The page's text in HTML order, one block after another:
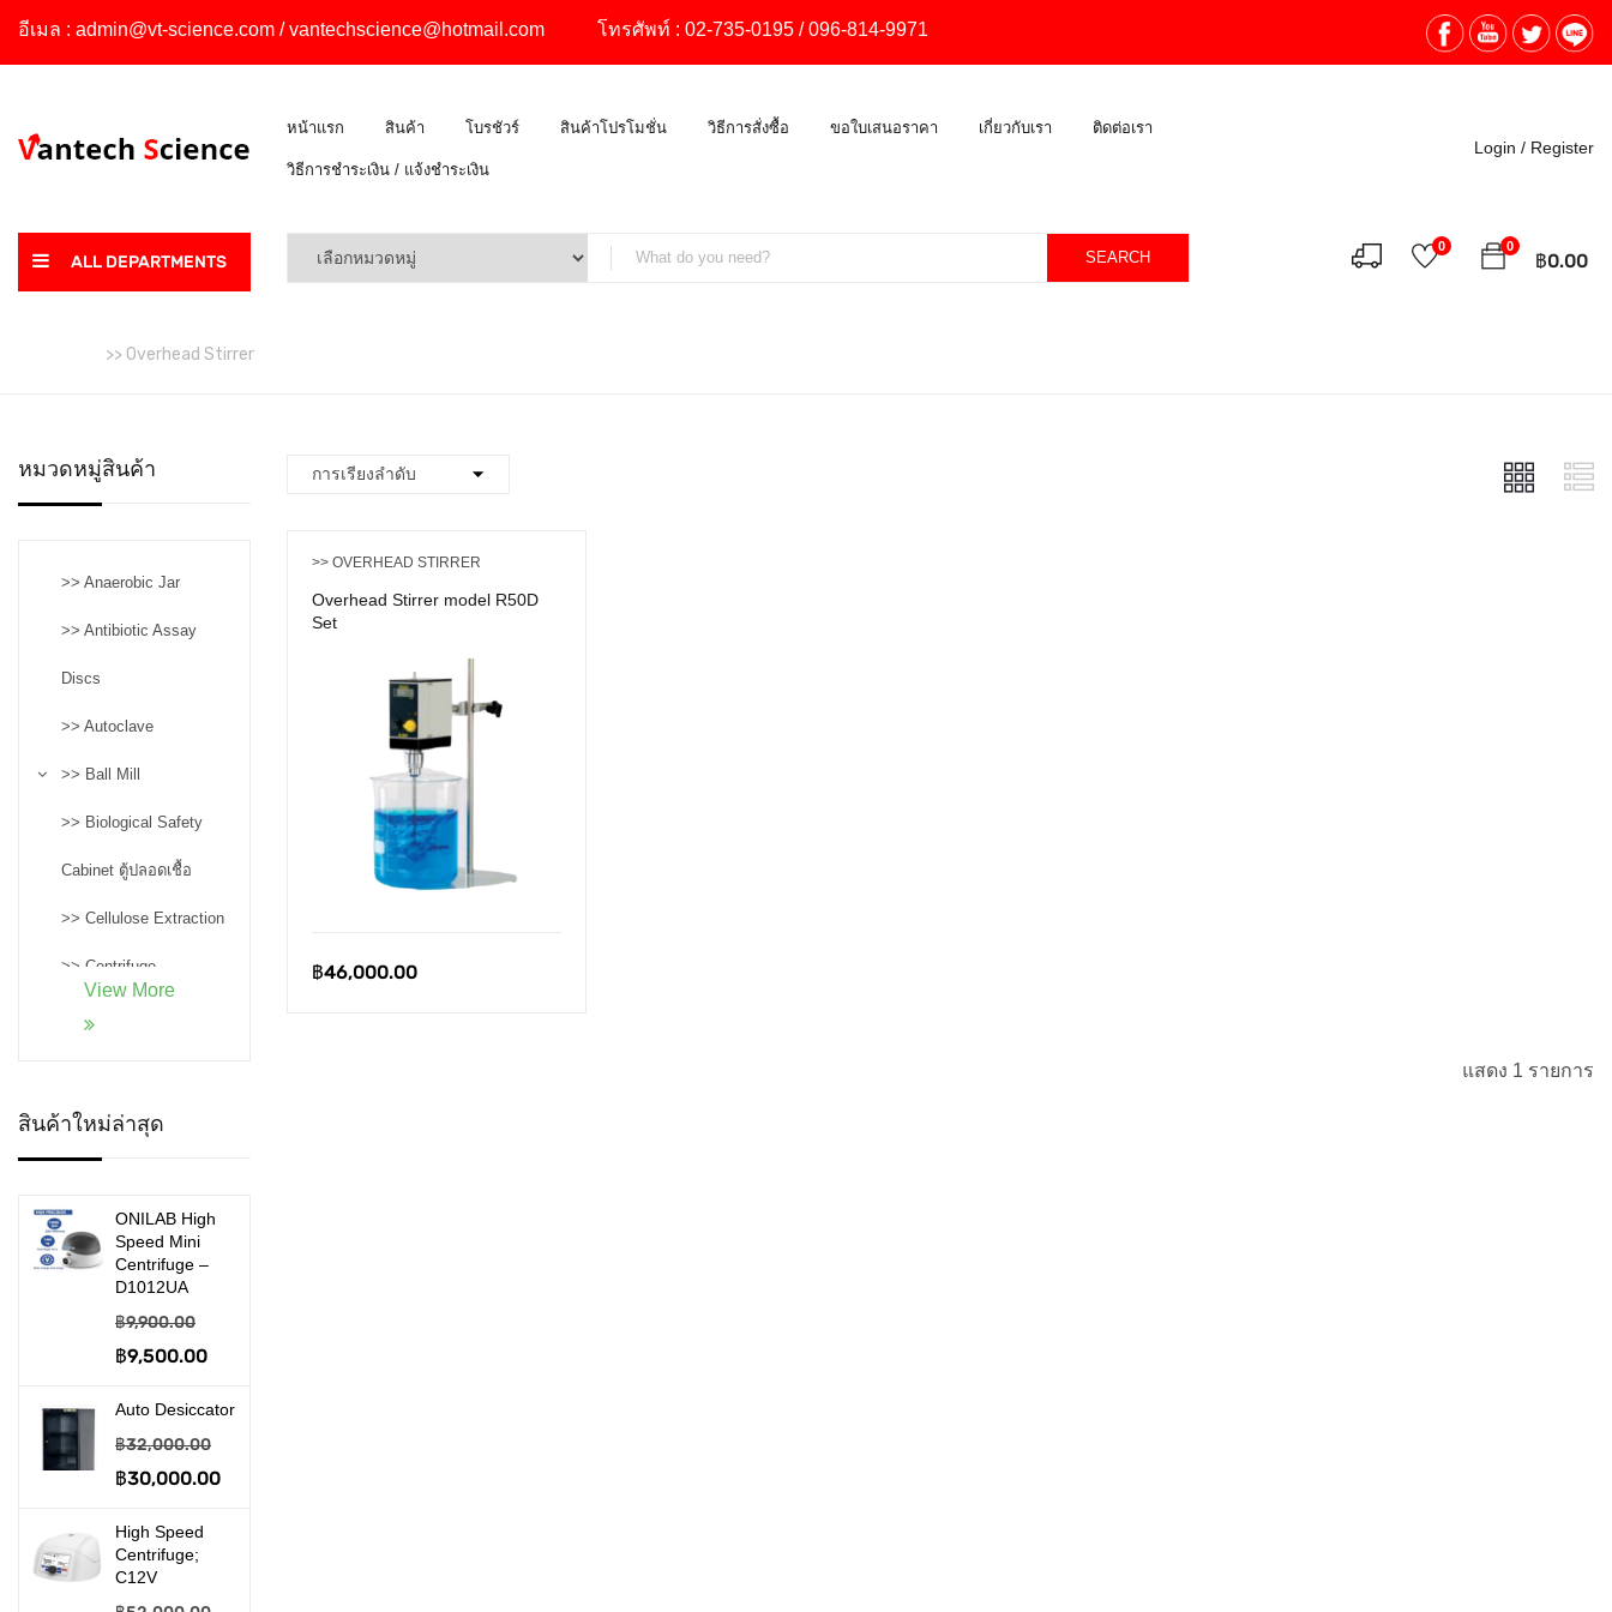
อีเมล : admin@vt-science.com /vantechscience@hotmail.com โทรศัพท์ : 02-735-0195 /096-814-9971
หน้าแรก สินค้า โบรชัวร์ สินค้าโปรโมชั่น วิธีการสั่งซื้อ ขอใบเสนอราคา เกี่ยวกับเรา ติดต่อเรา
วิธีการชำระเงิน / แจ้งชำระเงิน
Login / Register
ALL DEPARTMENTS SEARCH
0
฿0.00
0
>> Overhead Stirrer
หมวดหมู่สินค้า
>> Anaerobic Jar
>> Antibiotic Assay
Discs
>> Autoclave
>> Ball Mill
>> Biological Safety
Cabinet ตู้ปลอดเชื้อ
>> Cellulose Extraction
>> Centrifuge
>> Desiccator
>> Disposable Product
>> Embedding System
>> Filtration & Suction
เครื่องรันเจล
>> Hot Plate & Stirrer
View More
สินค้าใหม่ล่าสุด
ONILAB High
Speed Mini
Centrifuge –
D1012UA
฿9,900.00
Original
฿9,500.00Current
Auto Desiccator
฿32,000.00
Original
was:
฿32,000.00.
฿30,000.00Current
High Speed
Centrifuge;
C12V
>> OVERHEAD STIRRER
Overhead Stirrer model R50D
Set
฿46,000.00
แสดง 1 รายการ